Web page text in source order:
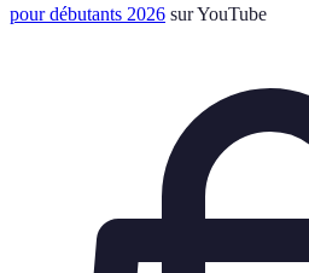
pour débutants 2026 sur YouTube